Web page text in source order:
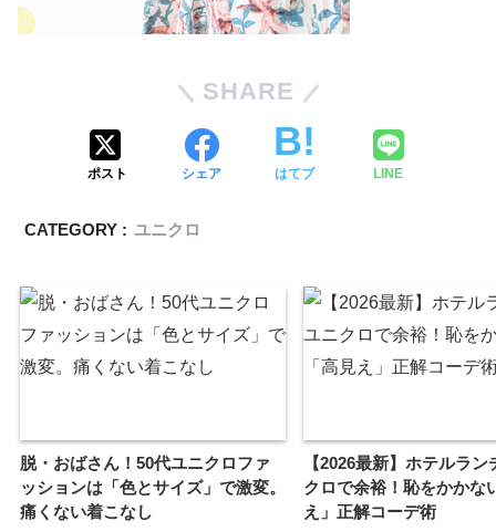
SHARE
ポスト シェア はてブ LINE
CATEGORY : ユニクロ
脱・おばさん！50代ユニクロファ
ッションは「色とサイズ」で激変。
痛くない着こなし
【2026最新】ホテルラン
クロで余裕！恥をかかな
え」正解コーデ術